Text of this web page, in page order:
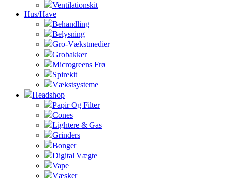
Ventilationskit
Hus/Have
Behandling
Belysning
Gro-Vækstmedier
Grobakker
Microgreens Frø
Spirekit
Vækstsysteme
Headshop
Papir Og Filter
Cones
Lightere & Gas
Grinders
Bonger
Digital Vægte
Vape
Væsker